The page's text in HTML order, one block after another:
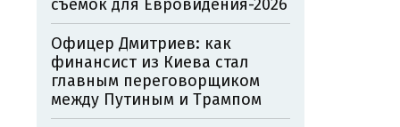
съемок для Евровидения-2026
Офицер Дмитриев: как
финансист из Киева стал
главным переговорщиком
между Путиным и Трампом